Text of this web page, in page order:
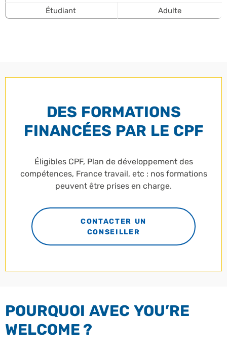
Étudiant Adulte
DES FORMATIONS
FINANCÉES PAR LE CPF
Éligibles CPF, Plan de développement des
compétences, France travail, etc : nos formations
peuvent être prises en charge.
CONTACTER UN
CONSEILLER
POURQUOI AVEC YOU’RE
WELCOME ?